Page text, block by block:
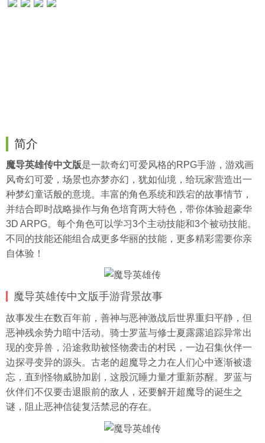
简介
魔导英雄传中文版是一款奇幻可爱风格的RPG手游，游戏画
风奇幻可爱，场景也亦梦亦幻，犹如仙境，给玩家营造出一
种梦幻童话般的意境。丰富的角色系统和跌宕的故事情节，
并结合即时战略操作与角色培育两大特色，带你体验超豪华
3D ARPG。每个角色可以学习3个主动技能和3个被动技能。
不同的技能还能组合成更多华丽的技能，更多精彩需要你亲
自体验！
魔导英雄传中文版手游背景故事
故事发生在数百年前，善神与恶神激战后世界重归平静，但
恶神残余势力暗中活动。骑士罗蓝与修士夏露露追踪异常出
现的变异兽，沿途救助被怪物袭击的村民，一边召集伙伴一
边探寻变异的源头。古老的超魔导之力在人们心中逐渐被遗
忘，直到怪物威胁加剧，这股沉睡力量才重新苏醒。罗蓝与
伙伴们不仅要击退眼前的敌人，还要解开超魔导的诞生之
谜，阻止恶神信徒复活禁忌的存在。